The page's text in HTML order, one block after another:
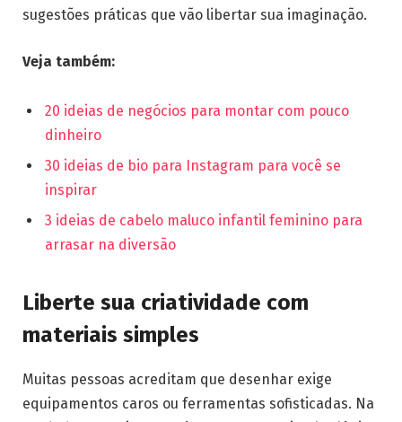
sugestões práticas que vão libertar sua imaginação.
Veja também:
20 ideias de negócios para montar com pouco
dinheiro
30 ideias de bio para Instagram para você se
inspirar
3 ideias de cabelo maluco infantil feminino para
arrasar na diversão
Liberte sua criatividade com
materiais simples
Muitas pessoas acreditam que desenhar exige
equipamentos caros ou ferramentas sofisticadas. Na